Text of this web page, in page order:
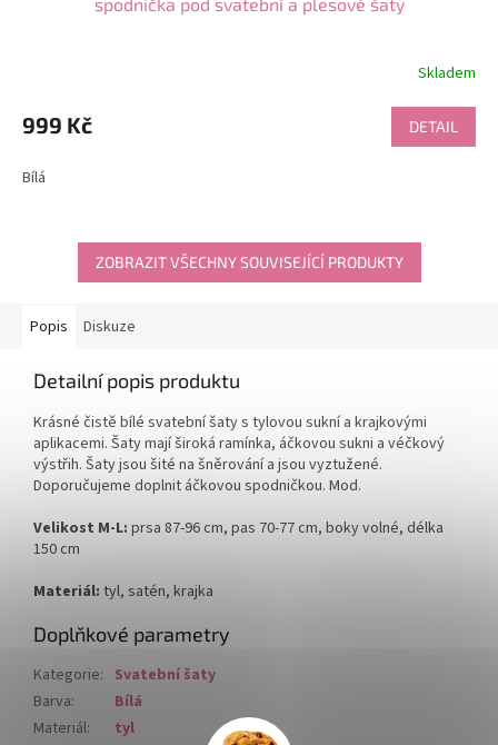
produktu
je
z
Skladem
999 Kč DETAIL
Bílá
ZOBRAZIT VŠECHNY SOUVISEJÍCÍ PRODUKTY
Popis Diskuze
Detailní popis produktu
Krásné čistě bílé svatební šaty s tylovou sukní a krajkovými
aplikacemi. Šaty mají široká ramínka, áčkovou sukni a véčkový
výstřih. Šaty jsou šité na šněrování a jsou vyztužené.
Doporučujeme doplnit áčkovou spodničkou. Mod.
Velikost M-L: prsa 87-96 cm, pas 70-77 cm, boky volné, délka
150 cm
Materiál: tyl, satén, krajka
Doplňkové parametry
Kategorie: Svatební šaty
Barva:
Bílá
Materiál:
tyl